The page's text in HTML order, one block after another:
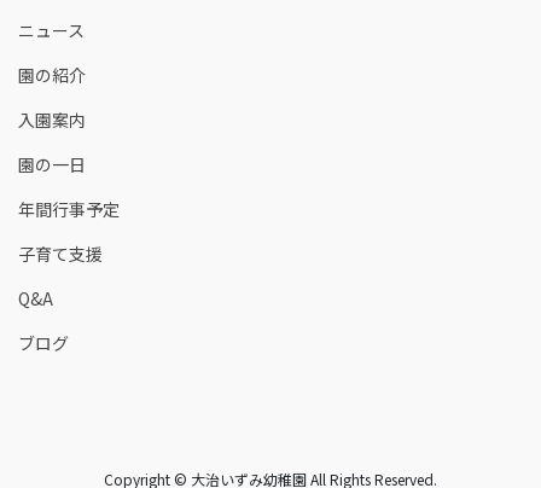
ニュース
園の紹介
入園案内
園の一日
年間行事予定
子育て支援
Q&A
ブログ
Copyright © 大治いずみ幼稚園 All Rights Reserved.